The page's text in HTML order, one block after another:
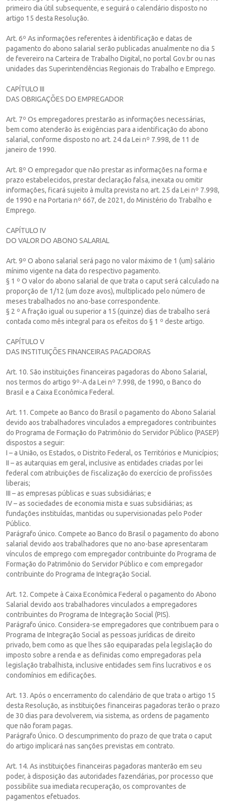
primeiro dia útil subsequente, e seguirá o calendário disposto no
artigo 15 desta Resolução.
Art. 6º As informações referentes à identificação e datas de
pagamento do abono salarial serão publicadas anualmente no dia 5
de fevereiro na Carteira de Trabalho Digital, no portal Gov.br ou nas
unidades das Superintendências Regionais do Trabalho e Emprego.
CAPÍTULO III
DAS OBRIGAÇÕES DO EMPREGADOR
Art. 7º Os empregadores prestarão as informações necessárias,
bem como atenderão às exigências para a identificação do abono
salarial, conforme disposto no art. 24 da Lei nº 7.998, de 11 de
janeiro de 1990.
Art. 8º O empregador que não prestar as informações na forma e
prazo estabelecidos, prestar declaração falsa, inexata ou omitir
informações, ficará sujeito à multa prevista no art. 25 da Lei nº 7.998,
de 1990 e na Portaria nº 667, de 2021, do Ministério do Trabalho e
Emprego.
CAPÍTULO IV
DO VALOR DO ABONO SALARIAL
Art. 9º O abono salarial será pago no valor máximo de 1 (um) salário
mínimo vigente na data do respectivo pagamento.
§ 1 º O valor do abono salarial de que trata o caput será calculado na
proporção de 1/12 (um doze avos), multiplicado pelo número de
meses trabalhados no ano-base correspondente.
§ 2 º A fração igual ou superior a 15 (quinze) dias de trabalho será
contada como mês integral para os efeitos do § 1 º deste artigo.
CAPÍTULO V
DAS INSTITUIÇÕES FINANCEIRAS PAGADORAS
Art. 10. São instituições financeiras pagadoras do Abono Salarial,
nos termos do artigo 9º-A da Lei nº 7.998, de 1990, o Banco do
Brasil e a Caixa Econômica Federal.
Art. 11. Compete ao Banco do Brasil o pagamento do Abono Salarial
devido aos trabalhadores vinculados a empregadores contribuintes
do Programa de Formação do Patrimônio do Servidor Público (PASEP)
dispostos a seguir:
I – a União, os Estados, o Distrito Federal, os Territórios e Municípios;
II – as autarquias em geral, inclusive as entidades criadas por lei
federal com atribuições de fiscalização do exercício de profissões
liberais;
III – as empresas públicas e suas subsidiárias; e
IV – as sociedades de economia mista e suas subsidiárias; as
fundações instituídas, mantidas ou supervisionadas pelo Poder
Público.
Parágrafo único. Compete ao Banco do Brasil o pagamento do abono
salarial devido aos trabalhadores que no ano-base apresentaram
vínculos de emprego com empregador contribuinte do Programa de
Formação do Patrimônio do Servidor Público e com empregador
contribuinte do Programa de Integração Social.
Art. 12. Compete à Caixa Econômica Federal o pagamento do Abono
Salarial devido aos trabalhadores vinculados a empregadores
contribuintes do Programa de Integração Social (PIS).
Parágrafo único. Considera-se empregadores que contribuem para o
Programa de Integração Social as pessoas jurídicas de direito
privado, bem como as que lhes são equiparadas pela legislação do
imposto sobre a renda e as definidas como empregadoras pela
legislação trabalhista, inclusive entidades sem fins lucrativos e os
condomínios em edificações.
Art. 13. Após o encerramento do calendário de que trata o artigo 15
desta Resolução, as instituições financeiras pagadoras terão o prazo
de 30 dias para devolverem, via sistema, as ordens de pagamento
que não foram pagas.
Parágrafo Único. O descumprimento do prazo de que trata o caput
do artigo implicará nas sanções previstas em contrato.
Art. 14. As instituições financeiras pagadoras manterão em seu
poder, à disposição das autoridades fazendárias, por processo que
possibilite sua imediata recuperação, os comprovantes de
pagamentos efetuados.